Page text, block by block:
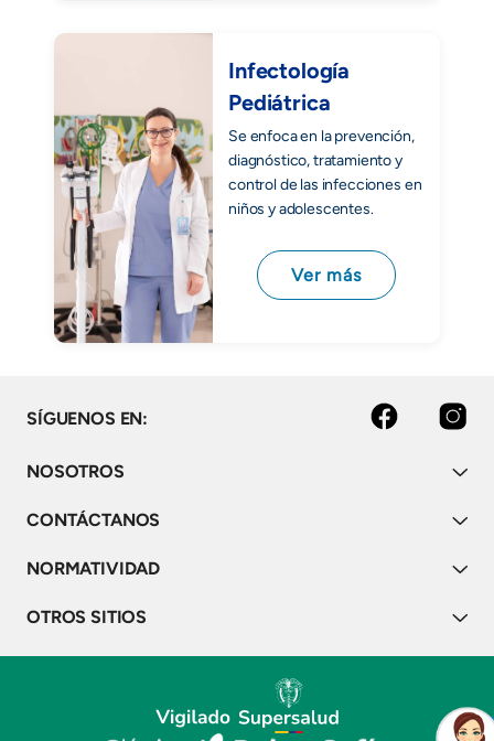
Infectología
Pediátrica
Se enfoca en la prevención,
diagnóstico, tratamiento y
control de las infecciones en
niños y adolescentes.
Ver más
SÍGUENOS EN: facebook instagram
NOSOTROS
CONTÁCTANOS
NORMATIVIDAD
OTROS SITIOS